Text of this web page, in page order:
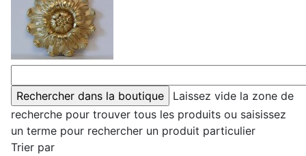
Laissez vide la zone de
recherche pour trouver tous les produits ou saisissez
un terme pour rechercher un produit particulier
Trier par